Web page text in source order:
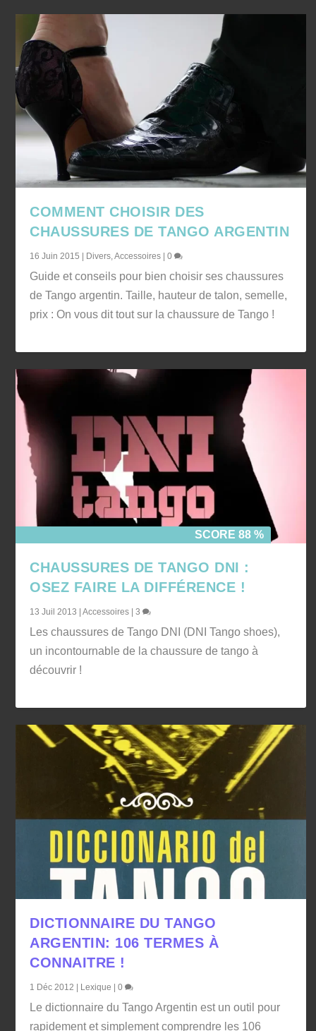
COMMENT CHOISIR DES
CHAUSSURES DE TANGO ARGENTIN
16 Juin 2015 Divers,Accessoires |0
Guide et conseils pour bien choisir ses chaussures
de Tango argentin. Taille, hauteur de talon, semelle,
prix : On vous dit tout sur la chaussure de Tango !
SCORE 88 %
CHAUSSURES DE TANGO DNI :
OSEZ FAIRE LA DIFFÉRENCE !
13 Juil 2013 |Accessoires |3
Les chaussures de Tango DNI (DNI Tango shoes),
un incontournable de la chaussure de tango à
découvrir !
DICTIONNAIRE DU TANGO
ARGENTIN: 106 TERMES À
CONNAITRE !
1 Déc 2012 | Lexique |0
Le dictionnaire du Tango Argentin est un outil pour
rapidement et simplement comprendre les 106